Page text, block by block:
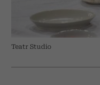
Teatr Studio